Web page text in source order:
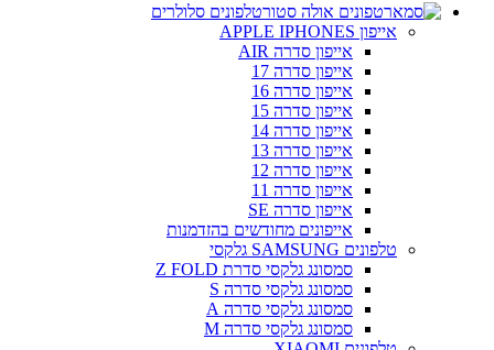
טלפונים סלולרים
אייפון APPLE IPHONES
אייפון סדרה AIR
אייפון סדרה 17
אייפון סדרה 16
אייפון סדרה 15
אייפון סדרה 14
אייפון סדרה 13
אייפון סדרה 12
אייפון סדרה 11
אייפון סדרה SE
אייפונים מחודשים בהזדמנות
טלפונים SAMSUNG גלקסי
סמסונג גלקסי סדרת Z FOLD
סמסונג גלקסי סדרה S
סמסונג גלקסי סדרה A
סמסונג גלקסי סדרה M